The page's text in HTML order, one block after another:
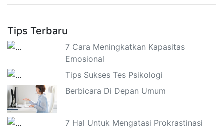
Tips Terbaru
7 Cara Meningkatkan Kapasitas
Emosional
Tips Sukses Tes Psikologi
Berbicara Di Depan Umum
7 Hal Untuk Mengatasi Prokrastinasi